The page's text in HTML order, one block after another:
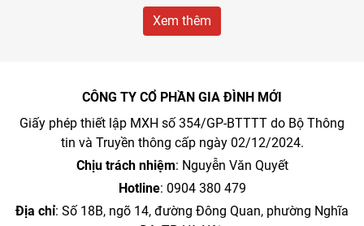
coi đây là “cỗ máy sinh lời”.
Xem thêm
CÔNG TY CỔ PHẦN GIA ĐÌNH MỚI
Giấy phép thiết lập MXH số 354/GP-BTTTT do Bộ Thông
tin và Truyền thông cấp ngày 02/12/2024.
Chịu trách nhiệm: Nguyễn Văn Quyết
Hotline: 0904 380 479
Địa chỉ: Số 18B, ngõ 14, đường Đông Quan, phường Nghĩa